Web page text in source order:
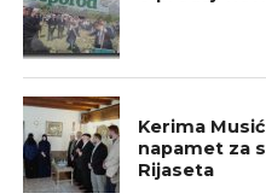
Kerima
napamet za
Rijaseta